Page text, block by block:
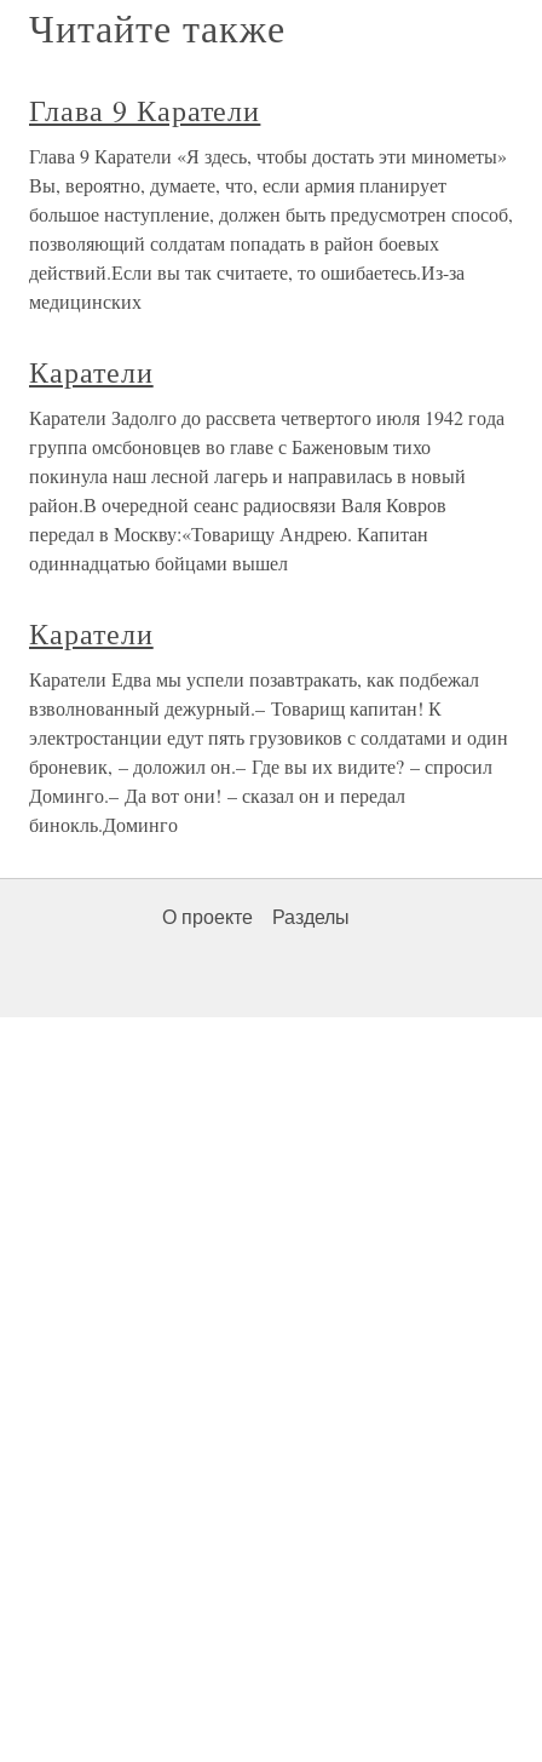
Читайте также
Глава 9 Каратели
Глава 9 Каратели «Я здесь, чтобы достать эти минометы»
Вы, вероятно, думаете, что, если армия планирует
большое наступление, должен быть предусмотрен способ,
позволяющий солдатам попадать в район боевых
действий.Если вы так считаете, то ошибаетесь.Из-за
медицинских
Каратели
Каратели Задолго до рассвета четвертого июля 1942 года
группа омсбоновцев во главе с Баженовым тихо
покинула наш лесной лагерь и направилась в новый
район.В очередной сеанс радиосвязи Валя Ковров
передал в Москву:«Товарищу Андрею. Капитан
одиннадцатью бойцами вышел
Каратели
Каратели Едва мы успели позавтракать, как подбежал
взволнованный дежурный.– Товарищ капитан! К
электростанции едут пять грузовиков с солдатами и один
броневик, – доложил он.– Где вы их видите? – спросил
Доминго.– Да вот они! – сказал он и передал
бинокль.Доминго
О проекте Разделы